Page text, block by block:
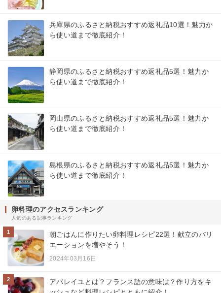
兵庫県のふるさと納税おすすめ返礼品10選！魅力か
ら使い道まで徹底紹介！
静岡県のふるさと納税おすすめ返礼品5選！魅力か
ら使い道まで徹底紹介！
岡山県のふるさと納税おすすめ返礼品5選！魅力か
ら使い道まで徹底紹介！
島根県のふるさと納税おすすめ返礼品5選！魅力か
ら使い道まで徹底紹介！
卵料理のアクセスランキング
人気のある記事ランキング
1
朝ごはんに作りたい卵料理レシピ22選！献立のバリ
エーションを増やそう！
2024年03月16日
2
アパレイユとは？フランス語の意味は？作り方をキ